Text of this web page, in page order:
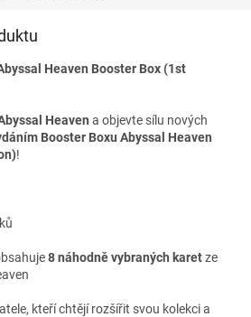
Heaven Booster Box (1st
Heaven a objevte sílu nových
Booster Boxu Abyssal Heaven
!
8 náhodně vybraných karetze
kteří chtějí rozšířit svou kolekci a